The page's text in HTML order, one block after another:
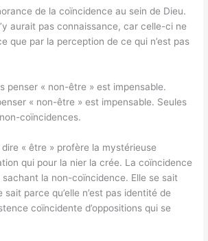
de la coïncidence au sein de Dieu.
aurait pas connaissance, car celle-ci ne
que par la perception de ce qui n’est pas
penser « non-être » est impensable.
« non-être » est impensable. Seules
coïncidences.
dire « être » profère la mystérieuse
qui pour la nier la crée. La coïncidence
la non-coïncidence. Elle se sait
parce qu’elle n’est pas identité de
coïncidente d’oppositions qui se